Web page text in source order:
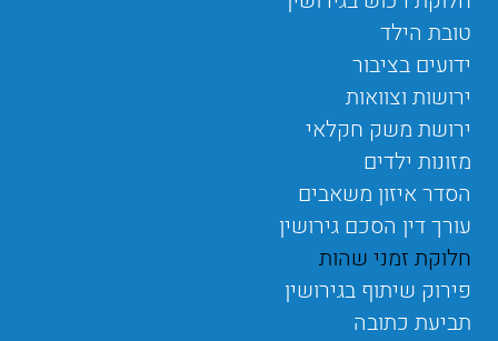
טובת הילד
ידועים בציבור
ירושות וצוואות
ירושת משק חקלאי
מזונות ילדים
הסדר איזון משאבים
עורך דין הסכם גירושין
חלוקת זמני שהות
פירוק שיתוף בגירושין
תביעת כתובה